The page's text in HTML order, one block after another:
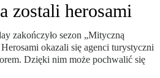
zostali herosami
zakończyło sezon „Mityczną
okazali się agenci turystyczni
Dzięki nim może pochwalić się